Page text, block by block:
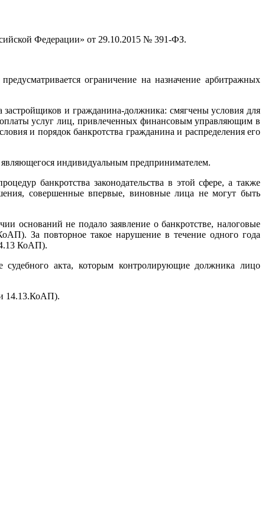
Федерации» от 29.10.2015 № 391-ФЗ.
ограничение на назначение арбитражных
застройщиков и гражданина-должника: смягчены условия для
оплаты услуг лиц, привлеченных финансовым управляющим в
и порядок банкротства гражданина и распределения его
индивидуальным предпринимателем.
банкротства законодательства в этой сфере, а также
совершенные впервые, виновные лица не могут быть
оснований не подало заявление о банкротстве, налоговые
За повторное такое нарушение в течение одного года
КоАП).
судебного акта, которым контролирующие должника лицо
14.13.КоАП).